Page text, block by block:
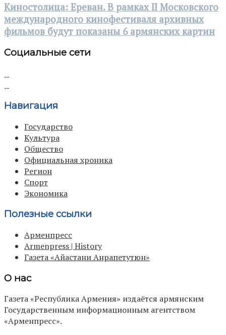
Киностолица: Ереван. В рамках II Московского
международного кинофестиваля архивных
фильмов будут показаны 6 армянских картин
Социальные сети
Навигация
Государство
Культура
Общество
Официальная хроника
Регион
Спорт
Экономика
Полезные ссылки
Арменпресс
Armenpress | History
Газета «Айастани Анрапетутюн»
О нас
Газета «Республика Армения» издаётся армянским
Государственным информационным агентством
«Арменпресс».